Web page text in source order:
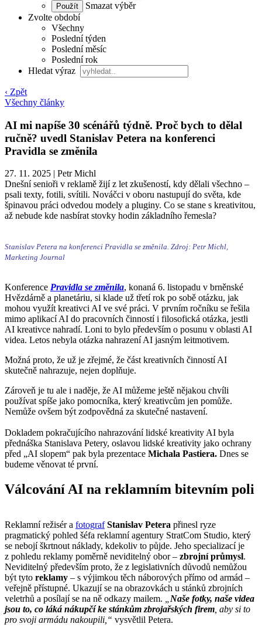
Smazat výběr
Zvolte období
Všechny
Poslední týden
Poslední měsíc
Poslední rok
Hledat výraz
‹ Zpět
Všechny články
AI mi napíše 30 scénářů týdně. Proč bych to dělal
ručně? uvedl Stanislav Petera na konferenci
Pravidla se změnila
27. 11. 2025 | Petr Michl
Dnešní senioři v reklamě žijí z let zkušeností, kdy dělali všechno –
psali texty, fotili, svítili. Nováčci v oboru nastupují do světa, kde
špinavou práci odvedou modely a pluginy. Co se stane s kreativitou,
až nebude kde nasbírat stovky hodin základního řemesla?
Stanislav Petera na konferenci Pravidla se změnila. Zdroj: Petr Michl,
Marketing Journal
Konference Pravidla se změnila, konaná 6. listopadu v brněnské
Hvězdárně a planetáriu, si klade už třetí rok po sobě otázku, jak
mohou využít kreativci AI ve své práci. V prvním ročníku se řešila
mimo aplikací AI do pracovních činností i filosofická otázka, jestli
AI kreativce nahradí. Loni to bylo především o posunu v oblasti AI
videa. Letos nebyla otázka nahrazení AI jasným leitmotivem.
Možná proto, že už je zřejmé, že část kreativních činností AI
skutečně nahrazuje, nejen doplňuje.
Zároveň je tu ale i naděje, že AI můžeme ještě nějakou chvíli
používat spíše jako pomocníka, který kreativcům jen pomůže.
Nemůže ovšem být zodpovědná za skutečné nastavení.
Dokladem pokračujícího nahrazování lidské kreativity AI byla
přednáška Stanislava Petery, oslavou lidské kreativity jako ochrany
před „AI slopem“ pak byla prezentace Michala Pastiera. Dnes se
budeme věnovat té první.
Válcování AI na reklamním bitevním poli
Reklamní režisér a fotograf Stanislav Petera přinesl ryze
pragmatický pohled šéfa reklamní agentury StratCom Studio, který
se nebojí škrtnout náklady, kdekoliv to půjde. Jeho specializací je
z pohledu reklamy poměrně neviditelný obor – zbrojní průmysl.
Neviditelný především proto, že z legislativních důvodů nemůžou
být tyto reklamy – s výjimkou těch náborových přímo od armád –
veřejně přístupné. Ukazují se na obrazovkách u stánků zbrojních
veletrhů a posílají se na ně odkazy mailem.
Naše fotky, naše videa
jsou to, co láká nákupčí ke stánkům zbrojařských firem , aby si to
pro svoji armádu nakoupili,“ vysvětlil Petera.